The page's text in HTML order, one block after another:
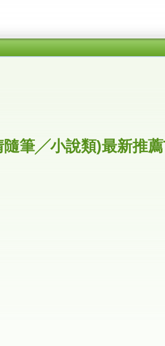
筆╱小說類)最新推薦